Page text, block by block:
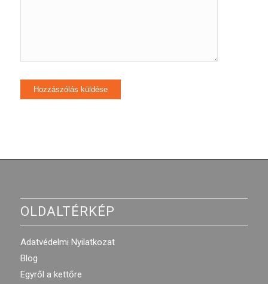
OLDALTÉRKÉP
Adatvédelmi Nyilatkozat
Blog
Egyről a kettőre